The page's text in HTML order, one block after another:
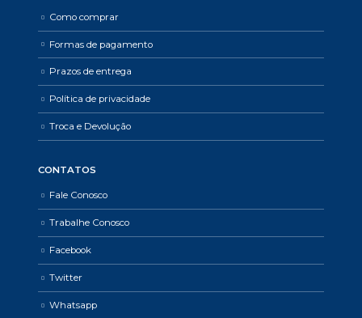
Como comprar
Formas de pagamento
Prazos de entrega
Política de privacidade
Troca e Devolução
CONTATOS
Fale Conosco
Trabalhe Conosco
Facebook
Twitter
Whatsapp